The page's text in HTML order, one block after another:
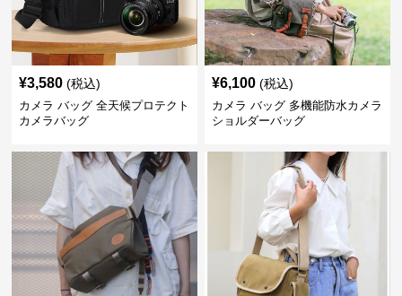
¥3,580 (税込)
カメラ バッグ 全天候プロテクト
カメラバッグ
¥6,100 (税込)
カメラ バッグ 多機能防水カメラ
ショルダーバッグ